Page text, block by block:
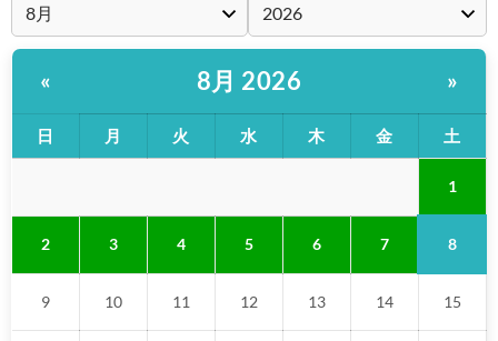
« 8月 2026 »
日 月 火 水 木 金 土
1
2 3 4 5 6 7 8
9 10 11 12 13 14 15